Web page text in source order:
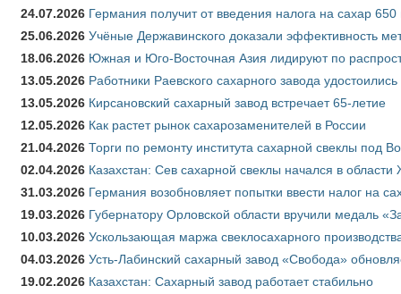
24.07.2026 Германия получит от введения налога на сахар
25.06.2026 Учёные Державинского доказали эффективность
18.06.2026 Южная и Юго-Восточная Азия лидируют по
13.05.2026 Работники Раевского сахарного завода удостоились
13.05.2026 Кирсановский сахарный завод встречает 65-летие
12.05.2026 Как растет рынок сахарозаменителей в России
21.04.2026 Торги по ремонту института сахарной свеклы под
02.04.2026 Казахстан: Сев сахарной свеклы начался в области
31.03.2026 Германия возобновляет попытки ввести налог на
19.03.2026 Губернатору Орловской области вручили медаль
10.03.2026 Ускользающая маржа свеклосахарного
04.03.2026 Усть-Лабинский сахарный завод «Свобода»
19.02.2026 Казахстан: Сахарный завод работает стабильно